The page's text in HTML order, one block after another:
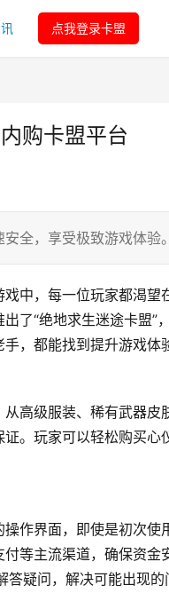
点我登录卡盟
购卡盟平台
全，享受极致游戏体验。
中，每一位玩家都渴
了“绝地求生迷途卡盟”
，都能找到提升游戏体
高级服装、稀有武器
。玩家可以轻松购买
作界面，即使是初次
等主流渠道，确保资
疑问，解决可能出现的